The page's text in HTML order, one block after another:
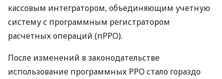
кассовым интегратором, объединяющим учетную
систему с программным регистратором
расчетных операций (пРРО).
После изменений в законодательстве
использование программных РРО стало гораздо